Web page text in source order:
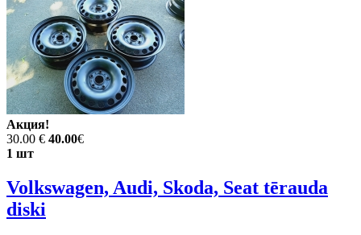
Акция!
30.00 € 40.00€
1 шт
Volkswagen, Audi, Skoda, Seat tērauda
diski